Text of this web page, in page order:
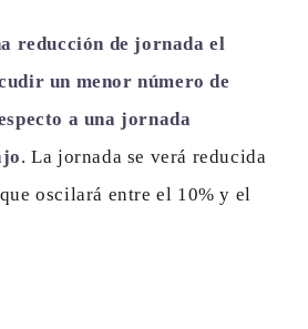
reducción de jornada el
un menor número de
a una jornada
. La jornada se verá reducida
oscilará entre el 10% y el